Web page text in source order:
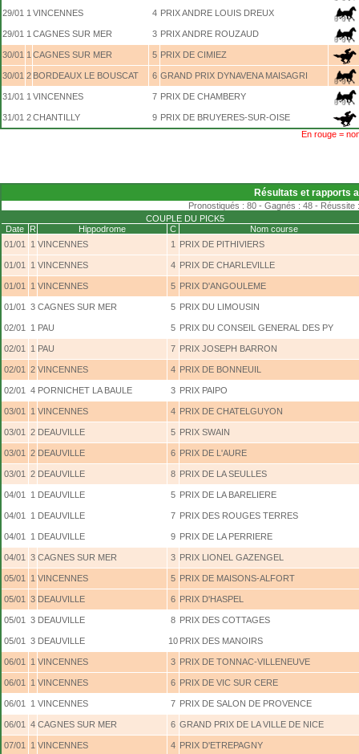
29/01 1 VINCENNES 4 PRIX ANDRE LOUIS DREUX
29/01 1 CAGNES SUR MER 3 PRIX ANDRE ROUZAUD
30/01 1 CAGNES SUR MER 5 PRIX DE CIMIEZ
30/01 2 BORDEAUX LE BOUSCAT 6 GRAND PRIX DYNAVENA MAISAGRI
31/01 1 VINCENNES 7 PRIX DE CHAMBERY
31/01 2CHANTILLY 9 PRIX DE BRUYERES-SUR-OISE
En rouge =
Résultats et rapports
Pronostiqués : 80 - Gagnés : 48 - Réussite
COUPLE DU PICK5
Date
R Hippodrome C
Nom course
01/01
1 VINCENNES 1 PRIX DE PITHIVIERS
01/01 1 VINCENNES 4 PRIX DE CHARLEVILLE
01/01 1 VINCENNES 5 PRIX D'ANGOULEME
01/01 3 CAGNES SUR MER 5 PRIX DU LIMOUSIN
02/01 1 PAU 5 PRIX DU CONSEIL GENERAL DES PY
02/01 1 PAU 7 PRIX JOSEPH BARRON
02/01 2 VINCENNES 4 PRIX DE BONNEUIL
02/01 4 PORNICHET LA BAULE 3 PRIX PAIPO
03/01 1 VINCENNES 4 PRIX DE CHATELGUYON
03/01 2 DEAUVILLE 5 PRIX SWAIN
03/01 2 DEAUVILLE 6 PRIX DE L'AURE
03/01 2 DEAUVILLE 8 PRIX DE LA SEULLES
04/01 1 DEAUVILLE 5 PRIX DE LA BARELIERE
04/01 1 DEAUVILLE 7 PRIX DES ROUGES TERRES
04/01 1 DEAUVILLE 9 PRIX DE LA PERRIERE
04/01 3 CAGNES SUR MER 3 PRIX LIONEL GAZENGEL
05/01 1 VINCENNES 5 PRIX DE MAISONS-ALFORT
05/01 3 DEAUVILLE 6 PRIX D'HASPEL
05/01 3 DEAUVILLE 8 PRIX DES COTTAGES
05/01 3 DEAUVILLE 10 PRIX DES MANOIRS
06/01 1 VINCENNES 3 PRIX DE TONNAC-VILLENEUVE
06/01 1 VINCENNES 6 PRIX DE VIC SUR CERE
06/01 1 VINCENNES 7 PRIX DE SALON DE PROVENCE
06/01 4 CAGNES SUR MER 6 GRAND PRIX DE LA VILLE DE NICE
07/01 1 VINCENNES 4 PRIX D'ETREPAGNY